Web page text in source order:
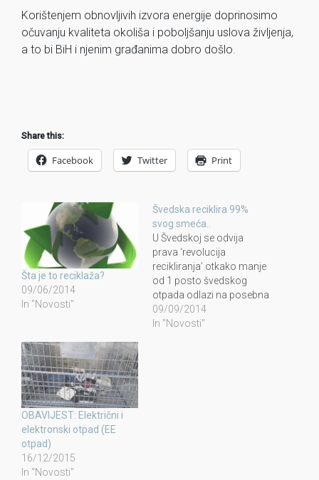
Korištenjem obnovljivih izvora energije doprinosimo
očuvanju kvaliteta okoliša i poboljšanju uslova življenja,
a to bi BiH i njenim građanima dobro došlo.
Share this:
Facebook Twitter Print
Šta je to reciklaža?
09/06/2014
In "Novosti"
Švedska reciklira 99%
svog smeća..
U Švedskoj se odvija
prava ‘revolucija
recikliranja’ otkako manje
od 1 posto švedskog
otpada odlazi na posebna
odlagališta, a ostatak se
reciklira. Dio otpada koji
09/09/2014
In "Novosti"
OBAVIJEST: Električni i
elektronski otpad (EE
otpad)
16/12/2015
In "Novosti"